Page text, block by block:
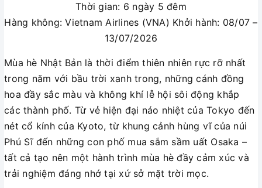
Thời gian: 6 ngày 5 đêm
Hàng không: Vietnam Airlines (VNA) Khởi hành: 08/07 –
13/07/2026
Mùa hè Nhật Bản là thời điểm thiên nhiên rực rỡ nhất
trong năm với bầu trời xanh trong, những cánh đồng
hoa đầy sắc màu và không khí lễ hội sôi động khắp
các thành phố. Từ vẻ hiện đại náo nhiệt của Tokyo đến
nét cổ kính của Kyoto, từ khung cảnh hùng vĩ của núi
Phú Sĩ đến những con phố mua sắm sầm uất Osaka –
tất cả tạo nên một hành trình mùa hè đầy cảm xúc và
trải nghiệm đáng nhớ tại xứ sở mặt trời mọc.